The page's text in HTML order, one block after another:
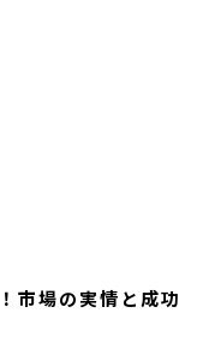
市場の実情と成功